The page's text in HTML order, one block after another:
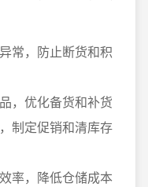
常，防止断货和积
，优化备货和补货
制定促销和清库存
率，降低仓储成本